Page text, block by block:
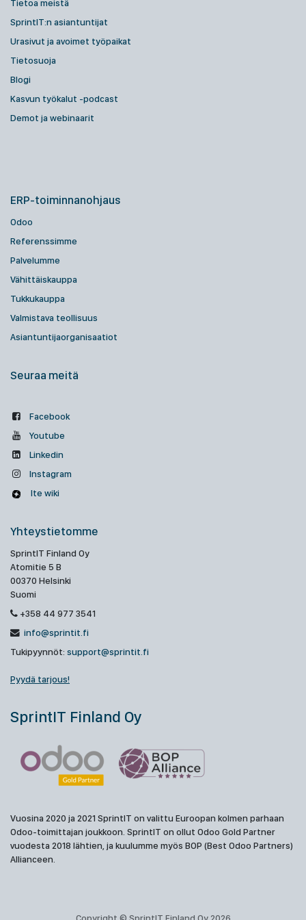
Tietoa meistä
SprintIT:n asiantuntijat
Urasivut ja avoimet työpaikat
Tietosuoja
Blogi
Kasvun työkalut -podcast
Demot ja webinaarit
ERP-toiminnanohjaus
Odoo
Referenssimme
Palvelumme
Vähittäiskauppa
Tukkukauppa
Valmistava teollisuus
Asiantuntijaorganisaatiot
Seuraa meitä
Facebook
Youtube
Linkedin
Instagram
Ite wiki
Yhteystietomme
SprintIT Finland Oy
Atomitie 5 B
00370 Helsinki
Suomi
+358 44 977 3541
info@sprintit.fi
Tukipyynnöt: support@sprintit.fi
Pyydä tarjous!
SprintIT Finland Oy
Vuosina 2020 ja 2021 SprintIT on valittu Euroopan kolmen parhaan
Odoo-toimittajan joukkoon. SprintIT on ollut Odoo Gold Partner
vuodesta 2018 lähtien, ja kuulumme myös BOP (Best Odoo Partners)
Allianceen.
Copyright © SprintIT Finland Oy 2026